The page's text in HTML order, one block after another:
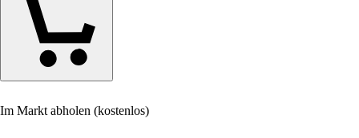
Im Markt abholen (kostenlos)